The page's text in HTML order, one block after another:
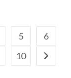
5
6
10